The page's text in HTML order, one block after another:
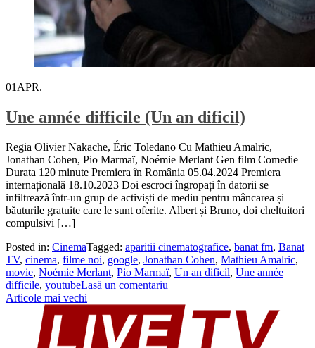
01 APR.
Une année difficile (Un an dificil)
Regia Olivier Nakache, Éric Toledano Cu Mathieu Amalric,
Jonathan Cohen, Pio Marmaï, Noémie Merlant Gen film Comedie
Durata 120 minute Premiera în România 05.04.2024 Premiera
internațională 18.10.2023 Doi escroci îngropați în datorii se
infiltrează într-un grup de activiști de mediu pentru mâncarea și
băuturile gratuite care le sunt oferite. Albert și Bruno, doi cheltuitori
compulsivi […]
Posted in: CinemaTagged: aparitii cinematografice, banat fm, Banat
TV, cinema, filme noi, google, Jonathan Cohen, Mathieu Amalric,
movie, Noémie Merlant, Pio Marmaï, Un an dificil, Une année
difficile, youtubeLasă un comentariu
Navigare
articole
Articole mai vechi